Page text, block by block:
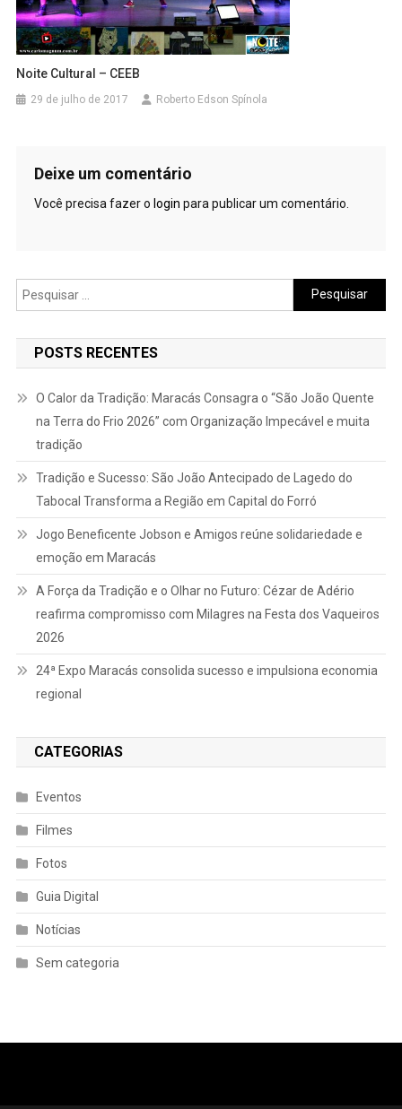
Noite Cultural – CEEB
29 de julho de 2017 Roberto Edson Spínola
Deixe um comentário
Você precisa fazer o login para publicar um comentário.
Pesquisar
por:
POSTS RECENTES
O Calor da Tradição: Maracás Consagra o “São João Quente
na Terra do Frio 2026” com Organização Impecável e muita
tradição
Tradição e Sucesso: São João Antecipado de Lagedo do
Tabocal Transforma a Região em Capital do Forró
Jogo Beneficente Jobson e Amigos reúne solidariedade e
emoção em Maracás
A Força da Tradição e o Olhar no Futuro: Cézar de Adério
reafirma compromisso com Milagres na Festa dos Vaqueiros
2026
24ª Expo Maracás consolida sucesso e impulsiona economia
regional
CATEGORIAS
Eventos
Filmes
Fotos
Guia Digital
Notícias
Sem categoria